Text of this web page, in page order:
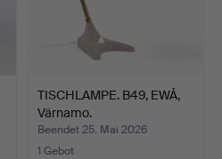
TISCHLAMPE. B49, EWÅ,
Värnamo.
Beendet 25. Mai 2026
1 Gebot